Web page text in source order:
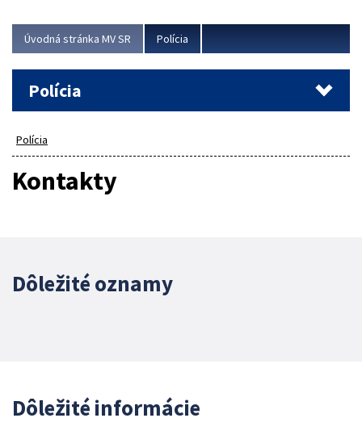
Úvodná stránka MV SR Polícia
Polícia
Polícia
Kontakty
Dôležité oznamy
Dôležité informácie